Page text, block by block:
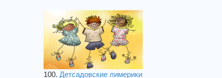
100. Детсадовские лимерики